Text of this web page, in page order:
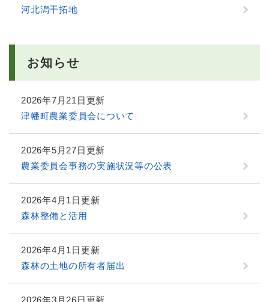
河北潟干拓地
お知らせ
2026年7月21日更新
津幡町農業委員会について
2026年5月27日更新
農業委員会事務の実施状況等の公表
2026年4月1日更新
森林整備と活用
2026年4月1日更新
森林の土地の所有者届出